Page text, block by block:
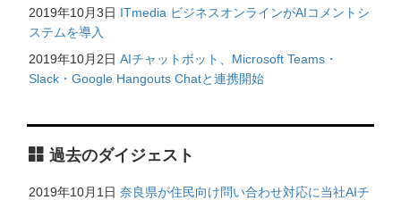
2019年10月3日 ITmedia ビジネスオンラインがAIコメントシ
ステムを導入
2019年10月2日 AIチャットボット、Microsoft Teams・
Slack・Google Hangouts Chatと連携開始
過去のダイジェスト
2019年10月1日 奈良県が住民向け問い合わせ対応に当社AIチ